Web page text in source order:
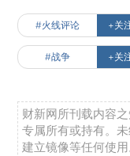
#火线评论 +关
#战争 +关
财新网所刊载内容
专属所有或持有。
建立镜像等任何使用